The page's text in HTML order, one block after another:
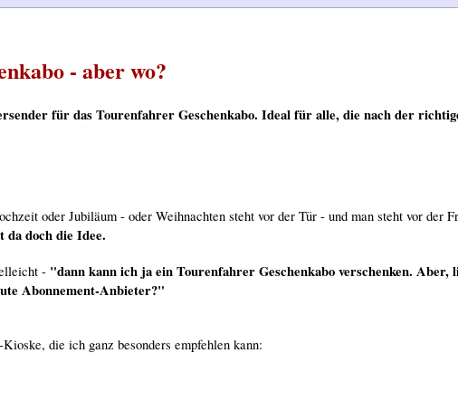
- aber wo?
für das Tourenfahrer Geschenkabo. Ideal für alle, die nach der
oder Jubiläum - oder Weihnachten steht vor der Tür - und man steht vor der
da doch die Idee.
- "dann kann ich ja ein Tourenfahrer Geschenkabo verschenken.
Abonnement-Anbieter?"
die ich ganz besonders empfehlen kann: